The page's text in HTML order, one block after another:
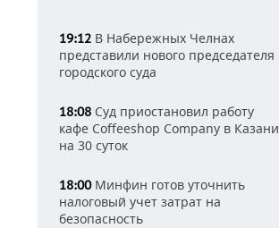
19:12 В Набережных Челнах
представили нового председателя
городского суда
18:08 Суд приостановил работу
кафе Coffeeshop Company в Казани
на 30 суток
18:00Минфин готов уточнить
налоговый учет затрат на
безопасность